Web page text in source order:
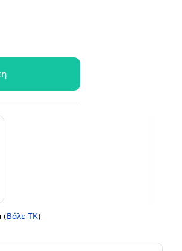
( Βάλε ΤΚ)